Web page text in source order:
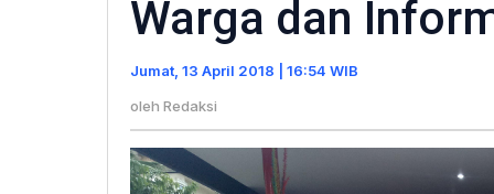
Mendorong
Warga
Informatik
Warga dan
Jumat, 13 April 2018 | 16:54 WIB
oleh Redaksi